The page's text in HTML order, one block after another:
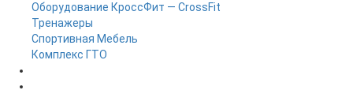
Оборудование КроссФит — CrossFit
Тренажеры
Спортивная Мебель
Комплекс ГТО